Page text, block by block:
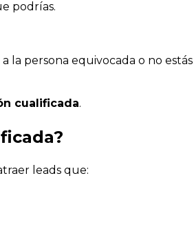
podrías.
la persona equivocada o no
cualificada.
leads que: